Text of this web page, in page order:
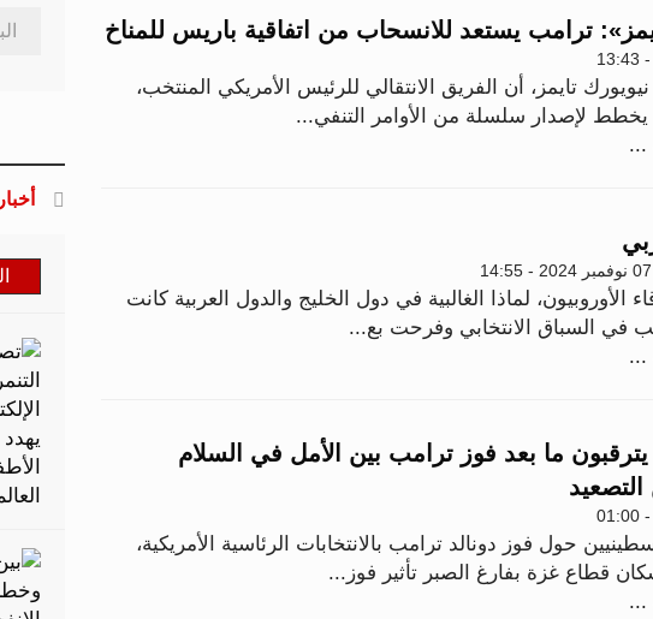
ترامب يستعد للانسحاب من اتفاقية باريس للمناخ
تايمز، أن الفريق الانتقالي للرئيس الأمريكي المنتخب،
يخطط لإصدار سلسلة من الأوامر التنفي...
...
07 نوفمبر 2024 - 14:55
الأوروبيون، لماذا الغالبية في دول الخليج والدول العربية كانت
في السباق الانتخابي وفرحت بع...
...
ما بعد فوز ترامب بين الأمل في السلام
حول فوز دونالد ترامب بالانتخابات الرئاسية الأمريكية،
قطاع غزة بفارغ الصبر تأثير فوز...
...